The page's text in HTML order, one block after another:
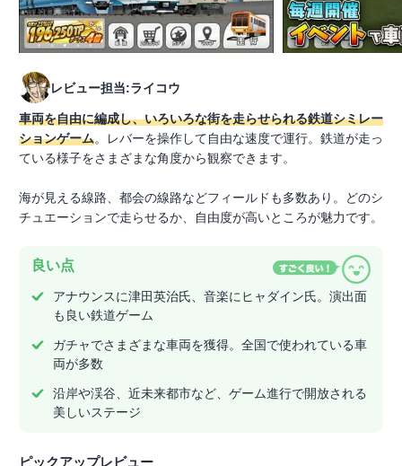
レビュー担当:ライコウ
車両を自由に編成し、いろいろな街を走らせられる鉄道シミレー
ションゲーム。レバーを操作して自由な速度で運行。鉄道が走っ
ている様子をさまざまな角度から観察できます。
海が見える線路、都会の線路などフィールドも多数あり。どのシ
チュエーションで走らせるか、自由度が高いところが魅力です。
良い点
アナウンスに津田英治氏、音楽にヒャダイン氏。演出面
も良い鉄道ゲーム
ガチャでさまざまな車両を獲得。全国で使われている車
両が多数
沿岸や渓谷、近未来都市など、ゲーム進行で開放される
美しいステージ
ピックアップレビュー